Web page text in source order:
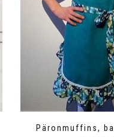
Päronmuffins,